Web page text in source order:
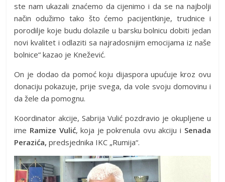
ste nam ukazali znaćemo da cijenimo i da se na najbolji
način odužimo tako što ćemo pacijentkinje, trudnice i
porodilje koje budu dolazile u barsku bolnicu dobiti jedan
novi kvalitet i odlaziti sa najradosnijim emocijama iz naše
bolnice“ kazao je Knežević.
On je dodao da pomoć koju dijaspora upućuje kroz ovu
donaciju pokazuje, prije svega, da vole svoju domovinu i
da žele da pomognu.
Koordinator akcije, Sabrija Vulić pozdravio je okupljene u
ime Ramize Vulić, koja je pokrenula ovu akciju i Senada
Perazića, predsjednika IKC „Rumija“.